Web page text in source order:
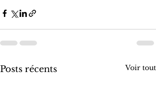
Posts récents Voir tout